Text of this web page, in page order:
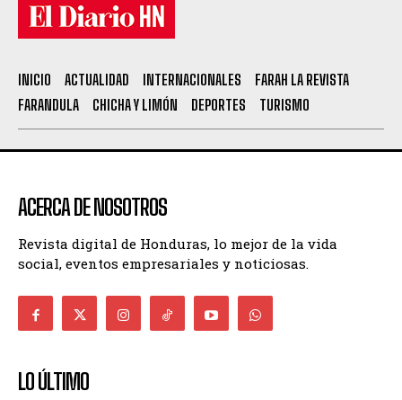
INICIO ACTUALIDAD INTERNACIONALES
FARAH LA REVISTA
FARANDULA
CHICHA Y LIMÓN DEPORTES TURISMO
ACERCA DE NOSOTROS
Revista digital de Honduras, lo mejor de la vida
social, eventos empresariales y noticiosas.
LO ÚLTIMO